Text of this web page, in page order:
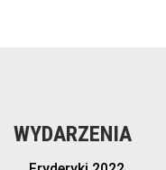
WYDARZENIA